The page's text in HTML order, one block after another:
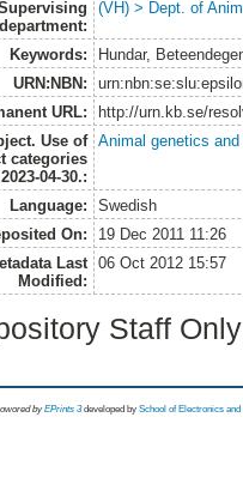
department:
(VH) > Dept. of
Keywords:
Hundar,
URN:NBN:
URL:
http://urn.kb.se/
Use of
categories
04-30.:
Animal genetics and
Language:
Swedish
On:
19 Dec 2011 11:26
Last
Modified:
06 Oct 2012 15:57
Staff
byEPrints 3 developed by School of Electronics